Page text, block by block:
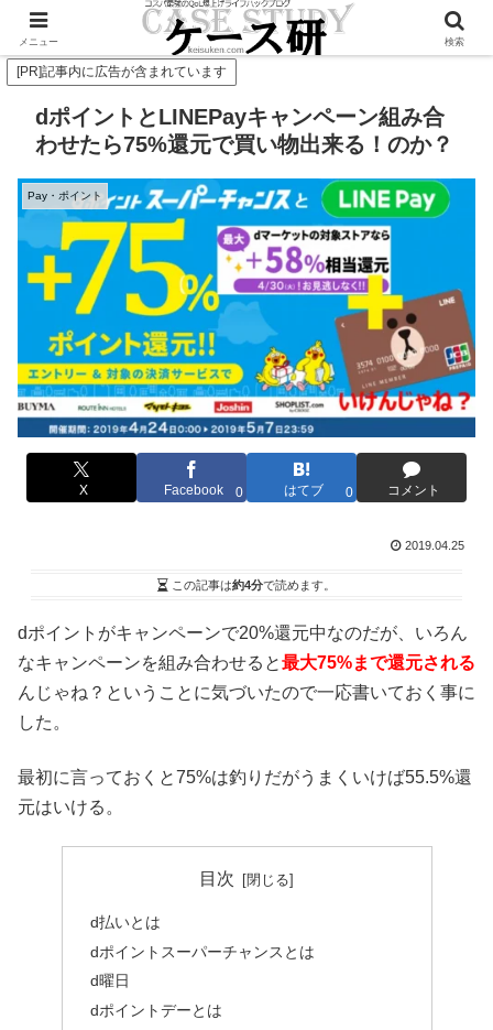
Twitterで毎日お得情報発信中！是非フォローお願いします
[PR]記事内に広告が含まれています
dポイントとLINEPayキャンペーン組み合
わせたら75%還元で買い物出来る！のか？
Pay・ポイント
X Facebook 0 はてブ 0 コメント
2019.04.25
この記事は約4分で読めます。
dポイントがキャンペーンで20%還元中なのだが、いろん
なキャンペーンを組み合わせると最大75%まで還元される
んじゃね？ということに気づいたので一応書いておく事に
した。
最初に言っておくと75%は釣りだがうまくいけば55.5%還
元はいける。
目次
d払いとは
dポイントスーパーチャンスとは
d曜日
dポイントデーとは
メニュー 検索